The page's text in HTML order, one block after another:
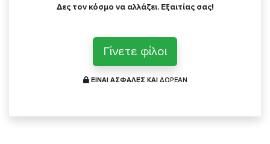
Δες τον κόσμο να αλλάζει. Εξαιτίας σας!
Γίνετε φίλοι
ΕΙΝΑΙ ΑΣΦΑΛΕΣ ΚΑΙ ΔΩΡΕΑΝ